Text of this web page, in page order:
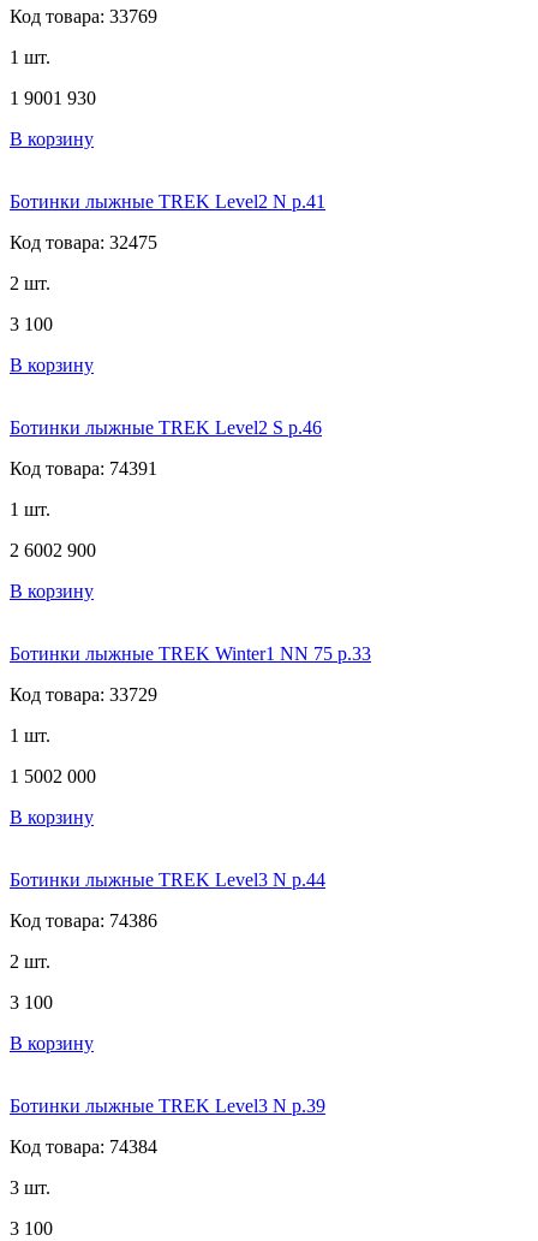
Код товара: 33769
1 шт.
1 9001 930
В корзину
Ботинки лыжные TREK Level2 N р.41
Код товара: 32475
2 шт.
3 100
В корзину
Ботинки лыжные TREK Level2 S р.46
Код товара: 74391
1 шт.
2 6002 900
В корзину
Ботинки лыжные TREK Winter1 NN 75 р.33
Код товара: 33729
1 шт.
1 5002 000
В корзину
Ботинки лыжные TREK Level3 N р.44
Код товара: 74386
2 шт.
3 100
В корзину
Ботинки лыжные TREK Level3 N р.39
Код товара: 74384
3 шт.
3 100